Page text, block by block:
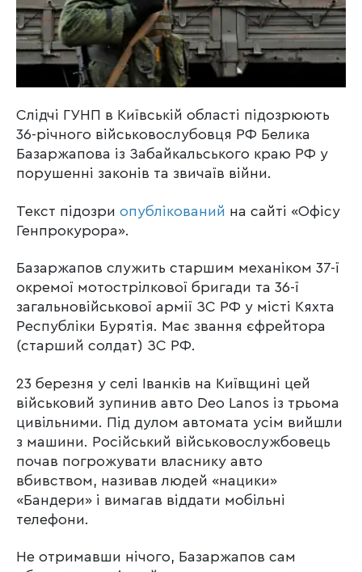
Слідчі ГУНП в Київській області підозрюють
36-річного військовослубовця РФ Белика
Базаржапова із Забайкальського краю РФ у
порушенні законів та звичаїв війни.
Текст підозри опублікований на сайті «Офісу
Генпрокурора».
Базаржапов служить старшим механіком 37-ї
окремої мотострілкової бригади та 36-ї
загальновійськової армії ЗС РФ у місті Кяхта
Республіки Бурятія. Має звання єфрейтора
(старший солдат) ЗС РФ.
23 березня у селі Іванків на Київщині цей
військовий зупинив авто Deo Lanos із трьома
цивільними. Під дулом автомата усім вийшли
з машини. Російський військовослужбовець
почав погрожувати власнику авто
вбивством, називав людей «нацики»
«Бандери» і вимагав віддати мобільні
телефони.
Не отримавши нічого, Базаржапов сам